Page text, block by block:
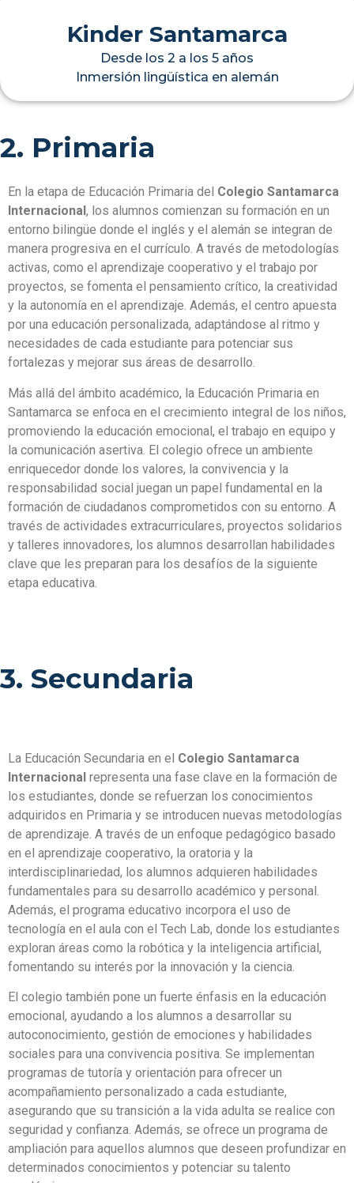
Kinder Santamarca
Desde los 2 a los 5 años
Inmersión lingüística en alemán
2. Primaria
En la etapa de Educación Primaria del Colegio Santamarca
Internacional , los alumnos comienzan su formación en un
entorno bilingüe donde el inglés y el alemán se integran de
manera progresiva en el currículo. A través de metodologías
activas, como el aprendizaje cooperativo y el trabajo por
proyectos, se fomenta el pensamiento crítico, la creatividad
y la autonomía en el aprendizaje. Además, el centro apuesta
por una educación personalizada, adaptándose al ritmo y
necesidades de cada estudiante para potenciar sus
fortalezas y mejorar sus áreas de desarrollo.
Más allá del ámbito académico, la Educación Primaria en
Santamarca se enfoca en el crecimiento integral de los niños,
promoviendo la educación emocional, el trabajo en equipo y
la comunicación asertiva. El colegio ofrece un ambiente
enriquecedor donde los valores, la convivencia y la
responsabilidad social juegan un papel fundamental en la
formación de ciudadanos comprometidos con su entorno. A
través de actividades extracurriculares, proyectos solidarios
y talleres innovadores, los alumnos desarrollan habilidades
clave que les preparan para los desafíos de la siguiente
etapa educativa.
3. Secundaria
La Educación Secundaria en el Colegio Santamarca
Internacional representa una fase clave en la formación de
los estudiantes, donde se refuerzan los conocimientos
adquiridos en Primaria y se introducen nuevas metodologías
de aprendizaje. A través de un enfoque pedagógico basado
en el aprendizaje cooperativo, la oratoria y la
interdisciplinariedad, los alumnos adquieren habilidades
fundamentales para su desarrollo académico y personal.
Además, el programa educativo incorpora el uso de
tecnología en el aula con el Tech Lab, donde los estudiantes
exploran áreas como la robótica y la inteligencia artificial,
fomentando su interés por la innovación y la ciencia.
El colegio también pone un fuerte énfasis en la educación
emocional, ayudando a los alumnos a desarrollar su
autoconocimiento, gestión de emociones y habilidades
sociales para una convivencia positiva. Se implementan
programas de tutoría y orientación para ofrecer un
acompañamiento personalizado a cada estudiante,
asegurando que su transición a la vida adulta se realice con
seguridad y confianza. Además, se ofrece un programa de
ampliación para aquellos alumnos que deseen profundizar en
determinados conocimientos y potenciar su talento